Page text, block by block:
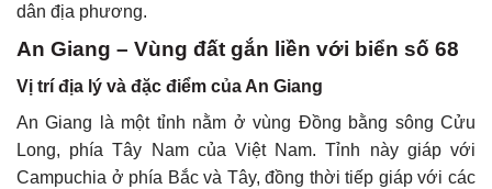
dân địa phương.
An Giang – Vùng đất gắn liền với biển số 68
Vị trí địa lý và đặc điểm của An Giang
An Giang là một tỉnh nằm ở vùng Đồng bằng sông Cửu
Long, phía Tây Nam của Việt Nam. Tỉnh này giáp với
Campuchia ở phía Bắc và Tây, đồng thời tiếp giáp với các